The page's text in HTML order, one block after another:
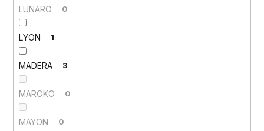
LUNARO 0
LYON 1
MADERA 3
MAROKO 0
MAYON 0